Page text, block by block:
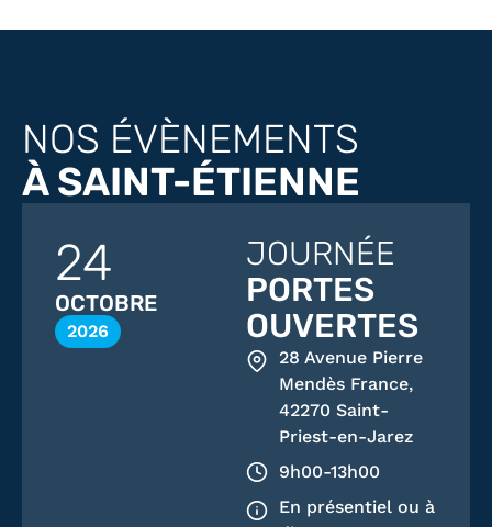
NOS ÉVÈNEMENTS
À SAINT-ÉTIENNE
24
OCTOBRE
2026
JOURNÉE
PORTES
OUVERTES
28 Avenue Pierre
Mendès France,
42270 Saint-
Priest-en-Jarez
9h00-13h00
En présentiel ou à